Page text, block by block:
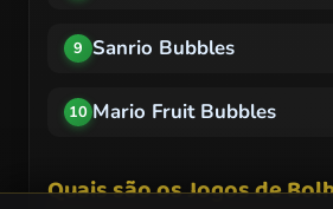
9 Sanrio Bubbles
10 Mario Fruit Bubbles
Quais são os Jogos de